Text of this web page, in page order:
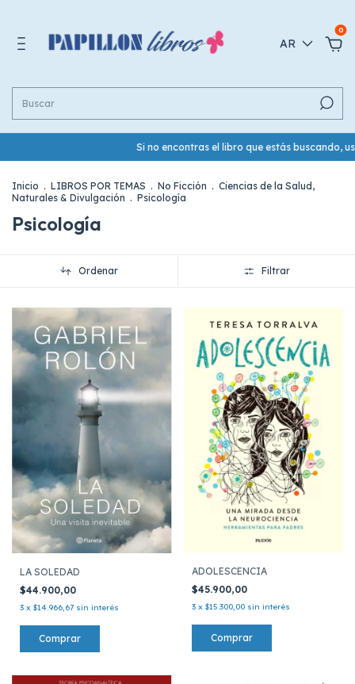
AR
0
Si no encontras el libro que estás buscando, usá el
Inicio . LIBROS POR TEMAS . No Ficción . Ciencias de la Salud,
Naturales & Divulgación . Psicología
Psicología
Ordenar Filtrar
LA SOLEDAD
$44.900,00
3 x $14.966,67 sin interés
ADOLESCENCIA
$45.900,00
3 x $15.300,00 sin interés